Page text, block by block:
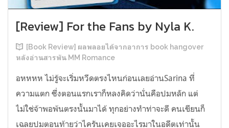
[Review] For the Fans by Nyla K.
[Book Review] ผลพลอยได้จากอาการ book hangover
หลังอ่านสารพัน MM Romance
อหหหห ไม่รู้จะเริ่มหวีดตรงไหนก่อนเลยอ่านSarina ที่
ความแตก ซึ่งตอนแรกเราก็หลงคิดว่านั่นคือปมหลัก แต่
ไม่ใช่จ้าพอพ้นตรงนั้นมาได้ ทุกอย่างทำท่าจะดี คนเขียนก็
เฉลยปมตอนท้ายว่าไครันเคยเจออะไรมาในอดีตเท่านั้น